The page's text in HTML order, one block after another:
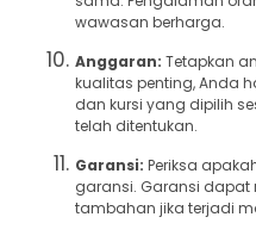
wawasan berharga.
Anggaran: Tetapkan
kualitas penting, Anda
dan kursi yang dipilih
telah ditentukan.
Garansi: Periksa
garansi. Garansi dapat
tambahan jika terjadi